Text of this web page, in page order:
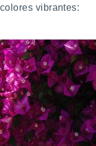
vibrantes: